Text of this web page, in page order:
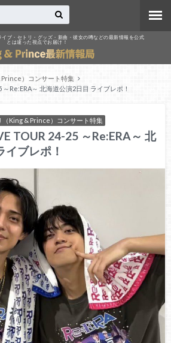
ブ・セトリ・グッズ・新曲・彼女の噂などの最新情報を公式
とは違った視点でお届け！
Prince）コンサート特集
Re:ERA～ 北海道公演2日目 ライブレポ！
（King & Prince）コンサート特集
TOUR 24-25 ～Re:ERA～ 北
イブレポ！